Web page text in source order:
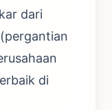
dari
(pergantian
di